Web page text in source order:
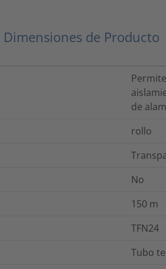
Dimensiones de Producto
de
rollo
No
150 m
TFN24
Tubo